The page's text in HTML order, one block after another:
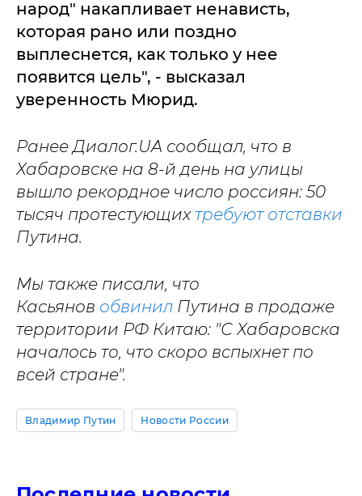
народ" накапливает ненависть,
которая рано или поздно
выплеснется, как только у нее
появится цель", - высказал
уверенность Мюрид.
Ранее Диалог.UA сообщал, что в
Хабаровске на 8-й день на улицы
вышло рекордное число россиян: 50
тысяч протестующих требуют отставки
Путина.
Мы также писали, что
Касьянов обвинил Путина в продаже
территории РФ Китаю: "С Хабаровска
началось то, что скоро вспыхнет по
всей стране".
Владимир Путин Новости России